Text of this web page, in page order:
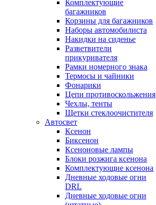
Комплектующие
багажников
Корзины для багажников
Наборы автомобилиста
Накидки на сиденье
Разветвители
прикуривателя
Рамки номерного знака
Термосы и чайники
Фонарики
Цепи противоскольжения
Чехлы, тенты
Щетки стеклоочистителя
Автосвет
Ксенон
Биксенон
Ксеноновые лампы
Блоки розжига ксенона
Комплектующие ксенона
Дневные ходовые огни
DRL
Дневные ходовые огни